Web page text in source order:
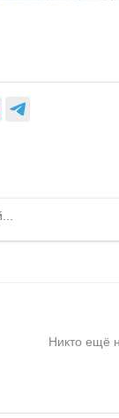
Никто ещё